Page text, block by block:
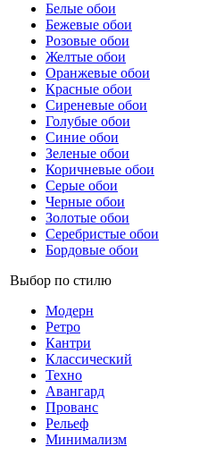
Белые обои
Бежевые обои
Розовые обои
Желтые обои
Оранжевые обои
Красные обои
Сиреневые обои
Голубые обои
Синие обои
Зеленые обои
Коричневые обои
Серые обои
Черные обои
Золотые обои
Серебристые обои
Бордовые обои
Выбор по стилю
Модерн
Ретро
Кантри
Классический
Техно
Авангард
Прованс
Рельеф
Минимализм